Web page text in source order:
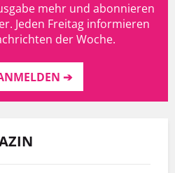
mehr und abonnieren
Jeden Freitag informieren
der Woche.
➔